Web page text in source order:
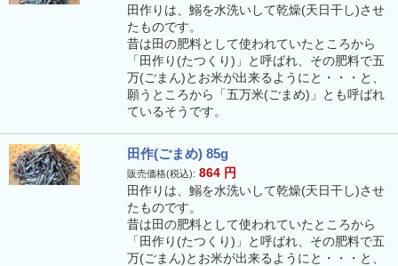
田作りは、鰯を水洗いして乾燥(天日干し)させ
たものです。
昔は田の肥料として使われていたところから
「田作り(たつくり)」と呼ばれ、その肥料で五
万(ごまん)とお米が出来るようにと・・・と、
願うところから「五万米(ごまめ)」とも呼ばれ
ているそうです。
田作(ごまめ) 85g
販売価格(税込): 864 円
田作りは、鰯を水洗いして乾燥(天日干し)させ
たものです。
昔は田の肥料として使われていたところから
「田作り(たつくり)」と呼ばれ、その肥料で五
万(ごまん)とお米が出来るようにと・・・と、